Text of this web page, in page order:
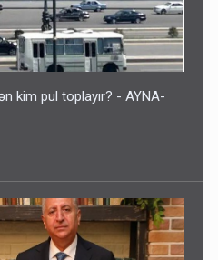
kim pul toplayır? - AYNA-